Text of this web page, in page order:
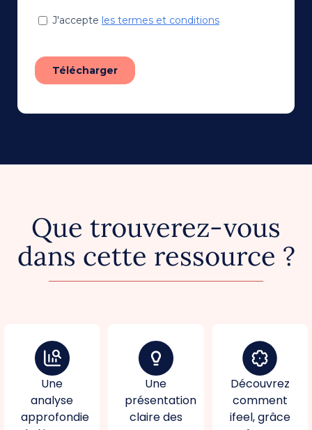
Que trouverez-vous
dans cette ressource ?
Une
analyse
approfondie
Une
présentation
claire des
Découvrez
comment
ifeel, grâce